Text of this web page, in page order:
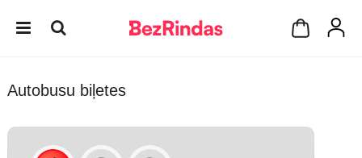
Autobusu biļetes